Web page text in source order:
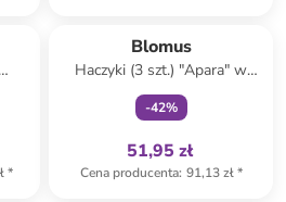
-
*
Blomus
Haczyki (3 szt.) "Apara" w
kolorze srebrnym na drzwi -
wys. 13 cm
-42%
51,95 zł
Cena producenta: 91,13 zł*